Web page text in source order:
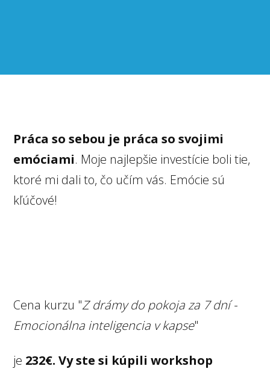
Práca so sebou je práca so svojimi
emóciami. Moje najlepšie investície boli tie,
ktoré mi dali to, čo učím vás. Emócie sú
kľúčové!
Cena kurzu "Z drámy do pokoja za 7 dní -
Emocionálna inteligencia v kapse"
je 232€. Vy ste si kúpili workshop